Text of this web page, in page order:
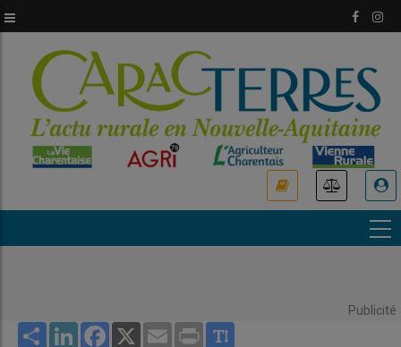
au
principal
Publicité
Share LinkedInFacebook
X Email Print